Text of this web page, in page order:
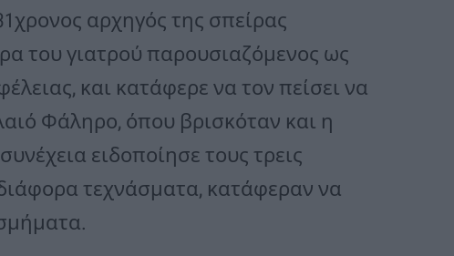
αρχηγός της σπείρας
του γιατρού παρουσιαζόμενος ως
και κατάφερε να τον πείσει να
Φάληρο, όπου βρισκόταν και η
ειδοποίησε τους τρεις
τεχνάσματα, κατάφεραν να